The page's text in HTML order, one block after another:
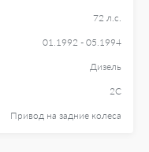
72 л.с.
01.1992 - 05.1994
Дизель
2C
Привод на задние колеса